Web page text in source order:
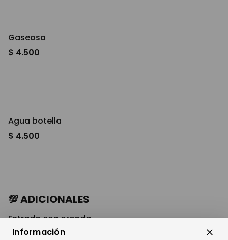
Gaseosa
$ 4.500
Agua botella
$ 4.500
💯 ADICIONALES
Entrada con oreada
$ 22.000
Información